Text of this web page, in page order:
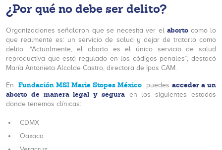
¿Por qué no debe ser delito?
Organizaciones señalaron que se necesita ver elaborto como lo
que realmente es: un servicio de salud y dejar de tratarlo como
delito. “Actualmente, el aborto es el único servicio de salud
reproductiva que está regulado en los códigos penales”, destacó
María Antonieta Alcalde Castro, directora de Ipas CAM.
En Fundación MSI Marie Stopes México puedes acceder a un
aborto de manera legal y seguraen los siguientes estados
donde tenemos clínicas:
CDMX
Oaxaca